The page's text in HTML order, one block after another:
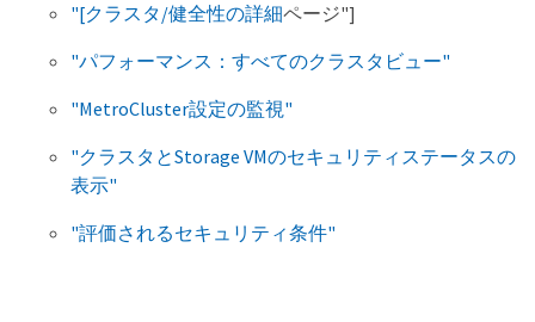
"[クラスタ/健全性の詳細ページ"]
"パフォーマンス：すべてのクラスタビュー"
"MetroCluster設定の監視"
"クラスタとStorage VMのセキュリティステータスの
表示"
"評価されるセキュリティ条件"